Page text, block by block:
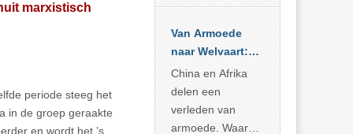
marxistisch
periode steeg het
in de groep geraakte
en wordt het ’s
Van Armoede
naar Welvaart:
Wat Afrika kan
leren van
China’s
economisch
China en Afrika
delen een
verleden van
armoede. Waar